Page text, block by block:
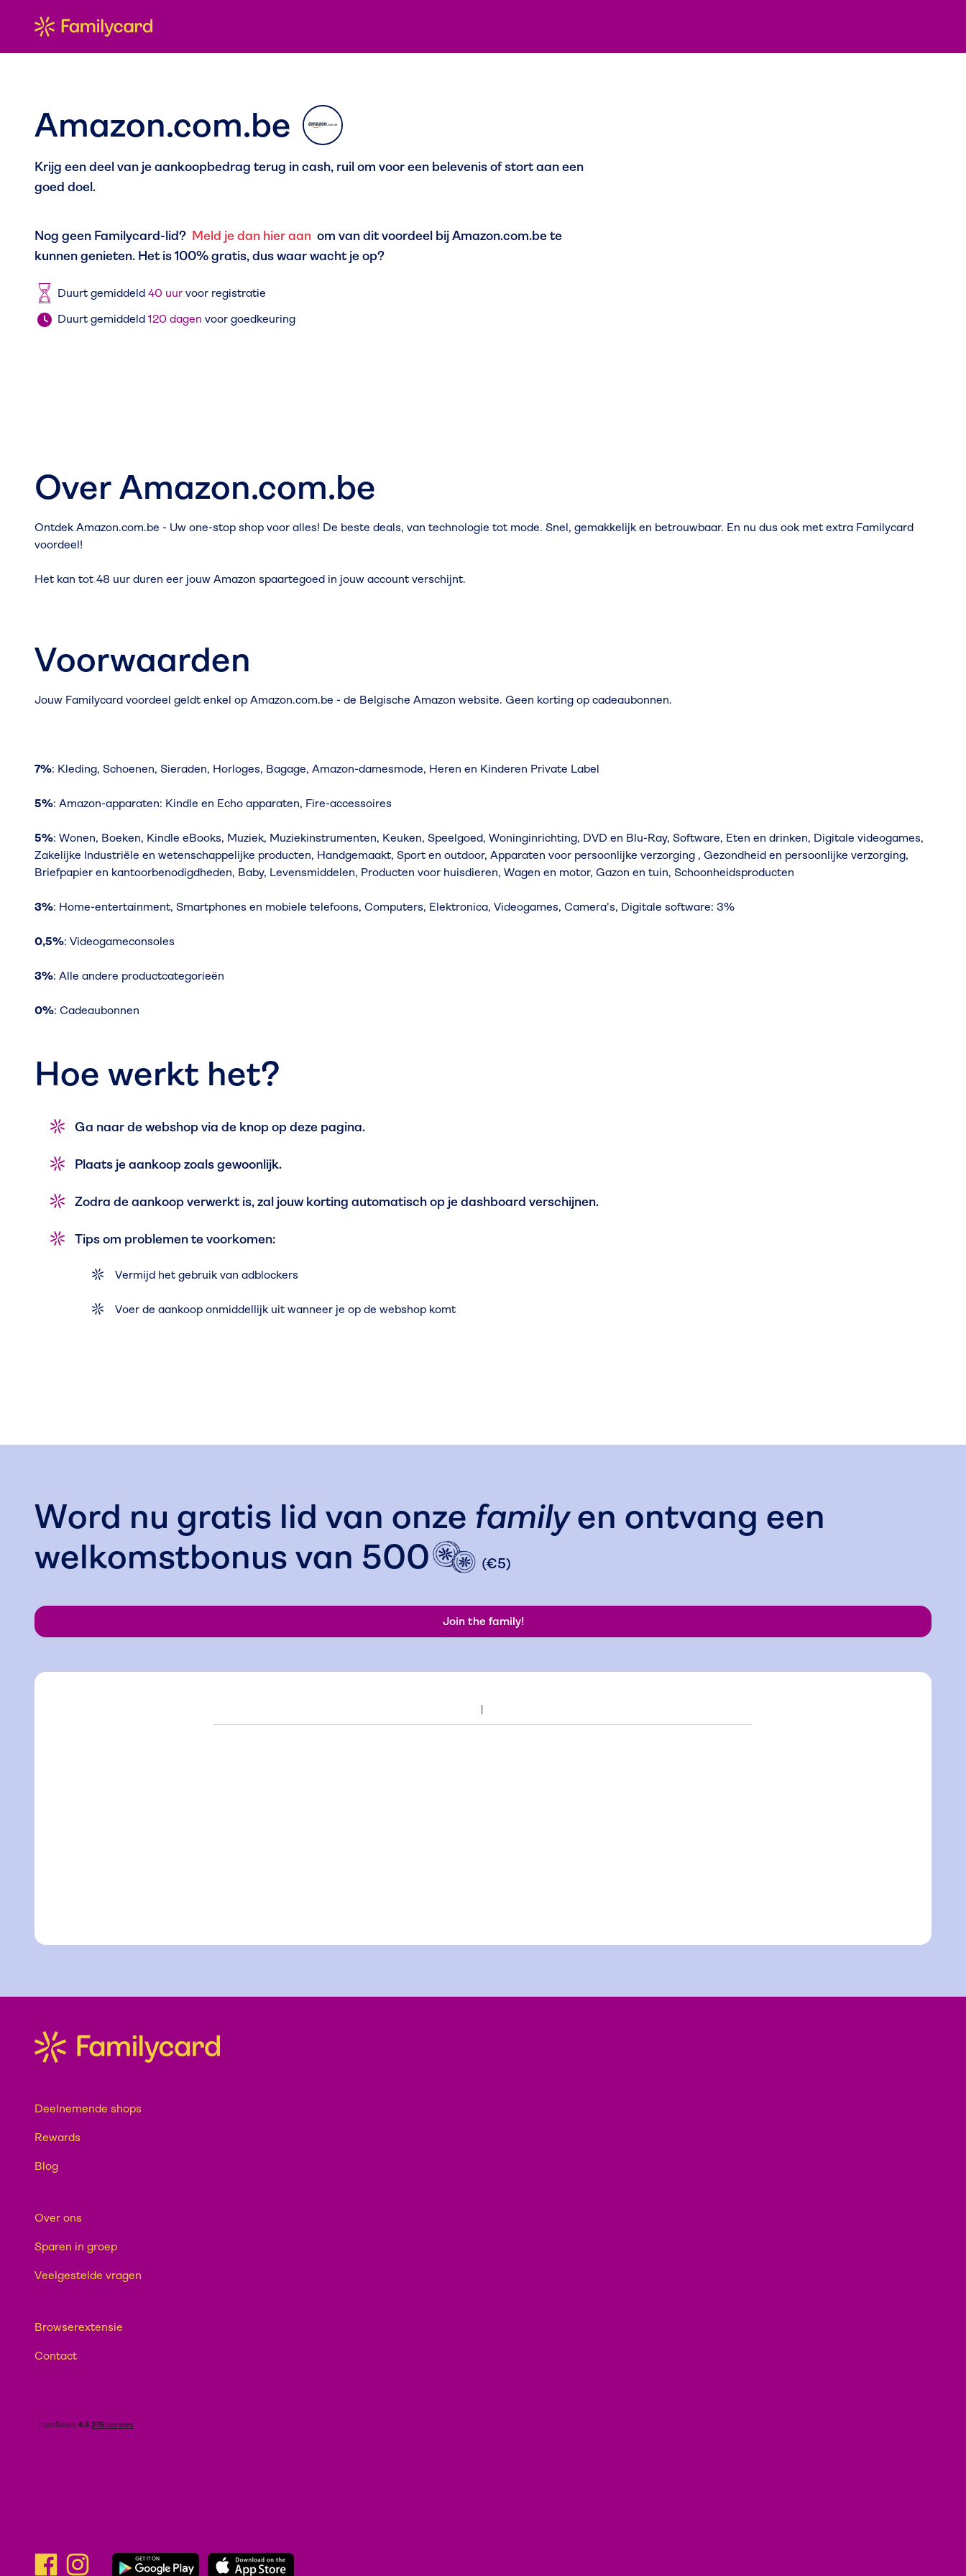
Amazon.com.be
Krijg een deel van je aankoopbedrag terug in cash, ruil om voor een belevenis of stort aan een
goed doel.
Nog geen Familycard-lid? Meld je dan hier aan om van dit voordeel bij Amazon.com.be te
kunnen genieten. Het is 100% gratis, dus waar wacht je op?
Duurt gemiddeld 40 uur voor registratie
Duurt gemiddeld 120 dagen voor goedkeuring
Over Amazon.com.be
Ontdek Amazon.com.be - Uw one-stop shop voor alles! De beste deals, van technologie tot mode. Snel, gemakkelijk en betrouwbaar. En nu dus ook met extra Familycard
voordeel!
Het kan tot 48 uur duren eer jouw Amazon spaartegoed in jouw account verschijnt.
Voorwaarden
Jouw Familycard voordeel geldt enkel op Amazon.com.be - de Belgische Amazon website. Geen korting op cadeaubonnen.
7%: Kleding, Schoenen, Sieraden, Horloges, Bagage, Amazon-damesmode, Heren en Kinderen Private Label
5%: Amazon-apparaten: Kindle en Echo apparaten, Fire-accessoires
5%: Wonen, Boeken, Kindle eBooks, Muziek, Muziekinstrumenten, Keuken, Speelgoed, Woninginrichting, DVD en Blu-Ray, Software, Eten en drinken, Digitale videogames,
Zakelijke Industriële en wetenschappelijke producten, Handgemaakt, Sport en outdoor, Apparaten voor persoonlijke verzorging , Gezondheid en persoonlijke verzorging,
Briefpapier en kantoorbenodigdheden, Baby, Levensmiddelen, Producten voor huisdieren, Wagen en motor, Gazon en tuin, Schoonheidsproducten
3%: Home-entertainment, Smartphones en mobiele telefoons, Computers, Elektronica, Videogames, Camera's, Digitale software: 3%
0,5%: Videogameconsoles
3%: Alle andere productcategorieën
0%: Cadeaubonnen
Hoe werkt het?
Ga naar de webshop via de knop op deze pagina.
Plaats je aankoop zoals gewoonlijk.
Zodra de aankoop verwerkt is, zal jouw korting automatisch op je dashboard verschijnen.
Tips om problemen te voorkomen:
Vermijd het gebruik van adblockers
Voer de aankoop onmiddellijk uit wanneer je op de webshop komt
Word nu gratis lid van onze familyen ontvang een
welkomstbonus van 500 (€5)
Join the family!
Deelnemende shops
Rewards
Blog
Over ons
Sparen in groep
Veelgestelde vragen
Browserextensie
Contact